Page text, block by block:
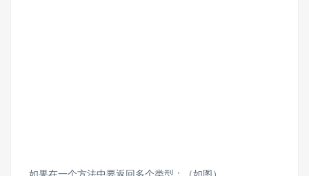
如果在一个方法中要返回多个类型：（如图）